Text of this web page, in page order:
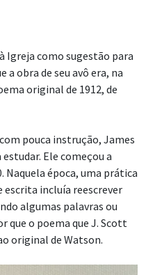
Igreja como sugestão para
a obra de seu avô era, na
original de 1912, de
pouca instrução, James
Ele começou a
Naquela época, uma prática
escrita incluía reescrever
algumas palavras ou
que o poema que J. Scott
original de Watson.